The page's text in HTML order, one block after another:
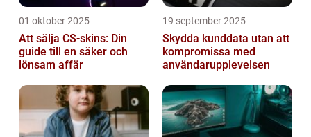
01 oktober 2025
Att sälja CS-skins: Din
guide till en säker och
lönsam affär
19 september 2025
Skydda kunddata utan att
kompromissa med
användarupplevelsen